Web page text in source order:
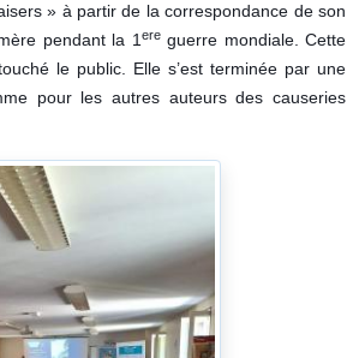
» à partir de la correspondance de son
pendant la 1 ereguerre mondiale. Cette
le public. Elle s’est terminée par une
pour les autres auteurs des causeries